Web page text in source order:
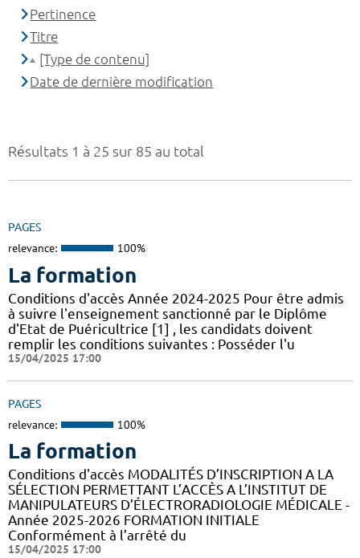
Résultats 1 à 25 sur 85 au total
PAGES
relevance: 100%
La formation
Conditions d'accès Année 2024-2025 Pour être admis
à suivre l'enseignement sanctionné par le Diplôme
d'Etat de Puéricultrice [1] , les candidats doivent
remplir les conditions suivantes : Posséder l'u
15/04/2025 17:00
PAGES
relevance: 100%
La formation
Conditions d'accès MODALITÉS D’INSCRIPTION A LA
SÉLECTION PERMETTANT L’ACCÈS A L’INSTITUT DE
MANIPULATEURS D’ÉLECTRORADIOLOGIE MÉDICALE -
Année 2025-2026 FORMATION INITIALE
Conformément à l’arrêté du
15/04/2025 17:00
Pertinence
Titre
[Type de contenu]
Date de dernière modification